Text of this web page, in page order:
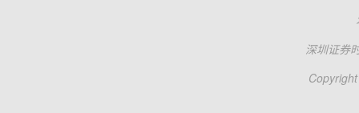
深圳证券